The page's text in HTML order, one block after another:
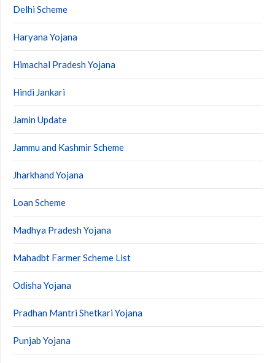
Delhi Scheme
Haryana Yojana
Himachal Pradesh Yojana
Hindi Jankari
Jamin Update
Jammu and Kashmir Scheme
Jharkhand Yojana
Loan Scheme
Madhya Pradesh Yojana
Mahadbt Farmer Scheme List
Odisha Yojana
Pradhan Mantri Shetkari Yojana
Punjab Yojana